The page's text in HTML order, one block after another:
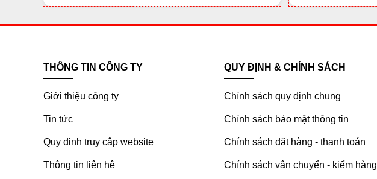
THÔNG TIN CÔNG TY
Giới thiệu công ty
Tin tức
Quy định truy cập website
Thông tin liên hệ
QUY ĐỊNH & CHÍNH SÁCH
Chính sách quy định chung
Chính sách bảo mật thông tin
Chính sách đặt hàng - thanh toán
Chính sách vận chuyển - kiểm hàng